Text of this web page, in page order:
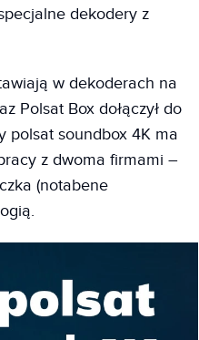
dekodery z
w dekoderach na
Polsat Box dołączył do
polsat soundbox 4K ma
z dwoma firmami –
(notabene